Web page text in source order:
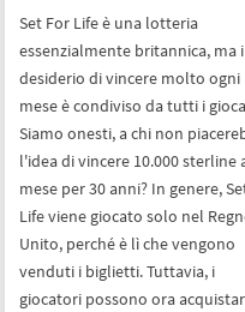
Set For Life è una lotteria
essenzialmente britannica, ma
desiderio di vincere molto ogni
mese è condiviso da tutti i
Siamo onesti, a chi non
l'idea di vincere 10.000 sterline
mese per 30 anni? In genere,
Life viene giocato solo nel
Unito, perché è lì che vengono
venduti i biglietti. Tuttavia, i
giocatori possono ora